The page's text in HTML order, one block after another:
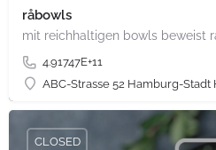
råbowls
4.91747E+11
ABC-Strasse 52 Hamburg-Stadt
CLOSED